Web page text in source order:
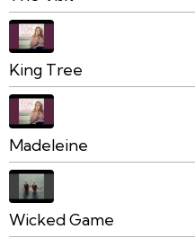
King Tree
Madeleine
Wicked Game